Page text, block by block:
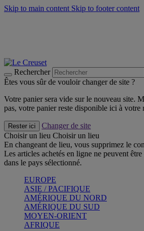
Skip to main content Skip to footer content
Rechercher
Êtes vous sûr de vouloir changer de site ?
Votre panier sera vide sur le nouveau site.
pas, votre panier reste disponible ici à votre
Rester ici
Changer de site
Choisir un lieu Choisir un lieu
En changeant de lieu, vous supprimez le
Les articles achetés en ligne ne peuvent
dans le pays sélectionné.
EUROPE
ASIE / PACIFIQUE
AMÉRIQUE DU NORD
AMÉRIQUE DU SUD
MOYEN-ORIENT
AFRIQUE